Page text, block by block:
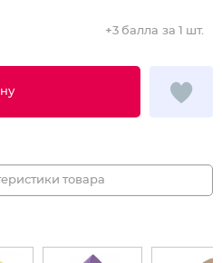
+3 балла за 1 шт.
товара